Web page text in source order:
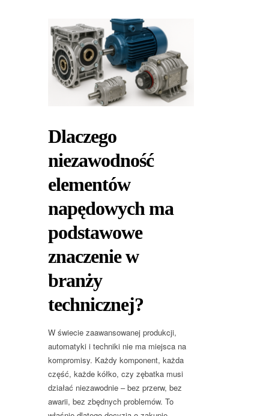
Dlaczego
niezawodność
elementów
napędowych ma
podstawowe
znaczenie w
branży
technicznej?
W świecie zaawansowanej produkcji,
automatyki i techniki nie ma miejsca na
kompromisy. Każdy komponent, każda
część, każde kółko, czy zębatka musi
działać niezawodnie – bez przerw, bez
awarii, bez zbędnych problemów. To